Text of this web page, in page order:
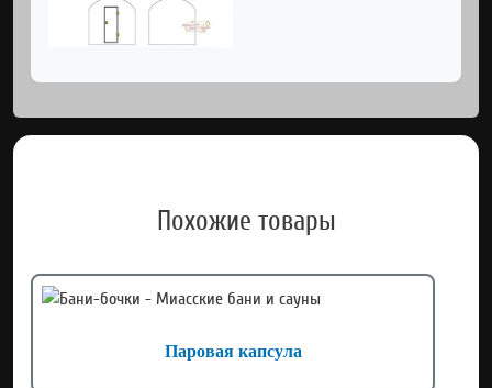
Похожие товары
Паровая капсула